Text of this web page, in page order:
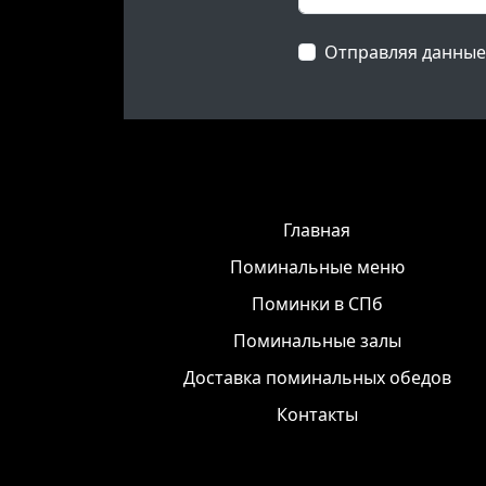
Отправляя
Главная
Поминальные меню
Поминки в СПб
Поминальные залы
Доставка поминальных обедов
Контакты